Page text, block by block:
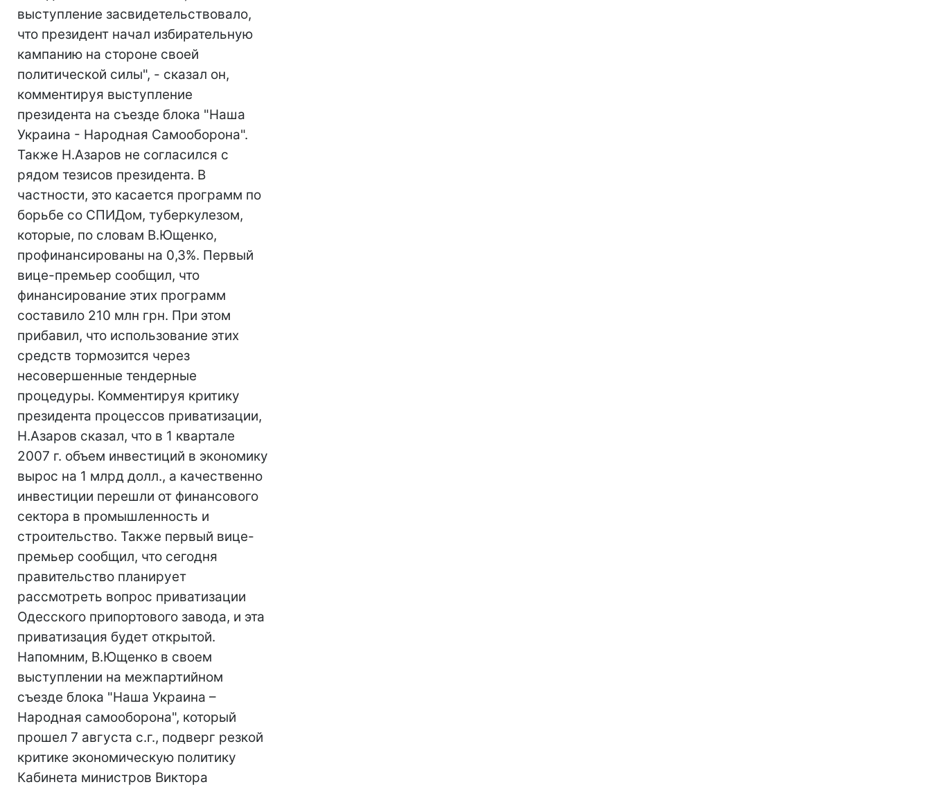
выступление засвидетельствовало,
что президент начал избирательную
кампанию на стороне своей
политической силы", - сказал он,
комментируя выступление
президента на съезде блока "Наша
Украина - Народная Самооборона".
Также Н.Азаров не согласился с
рядом тезисов президента. В
частности, это касается программ по
борьбе со СПИДом, туберкулезом,
которые, по словам В.Ющенко,
профинансированы на 0,3%. Первый
вице-премьер сообщил, что
финансирование этих программ
составило 210 млн грн. При этом
прибавил, что использование этих
средств тормозится через
несовершенные тендерные
процедуры. Комментируя критику
президента процессов приватизации,
Н.Азаров сказал, что в 1 квартале
2007 г. объем инвестиций в экономику
вырос на 1 млрд долл., а качественно
инвестиции перешли от финансового
сектора в промышленность и
строительство. Также первый вице-
премьер сообщил, что сегодня
правительство планирует
рассмотреть вопрос приватизации
Одесского припортового завода, и эта
приватизация будет открытой.
Напомним, В.Ющенко в своем
выступлении на межпартийном
съезде блока "Наша Украина –
Народная самооборона", который
прошел 7 августа с.г., подверг резкой
критике экономическую политику
Кабинета министров Виктора